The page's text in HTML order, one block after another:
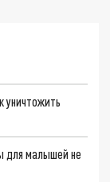
уничтожить
для малышей не